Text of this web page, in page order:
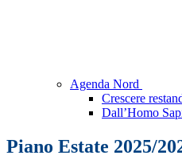
Agenda Nord
Crescere
Dall’Homo
Piano Estate 2025/